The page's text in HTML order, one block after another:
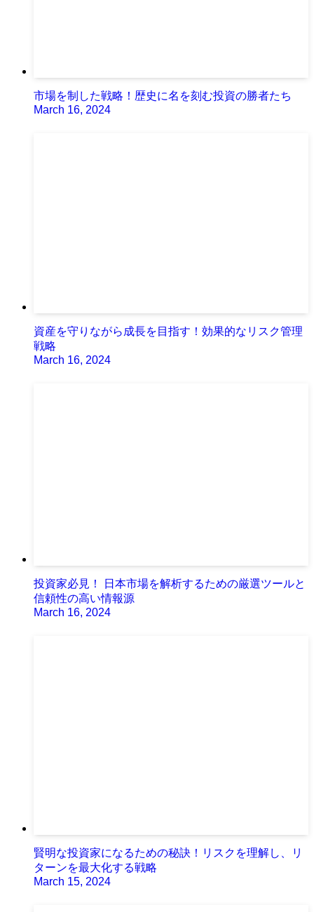
市場を制した戦略！歴史に名を刻む投資の勝者たち
March 16, 2024
資産を守りながら成長を目指す！効果的なリスク管理
戦略
March 16, 2024
投資家必見！ 日本市場を解析するための厳選ツールと
信頼性の高い情報源
March 16, 2024
賢明な投資家になるための秘訣！リスクを理解し、リ
ターンを最大化する戦略
March 15, 2024